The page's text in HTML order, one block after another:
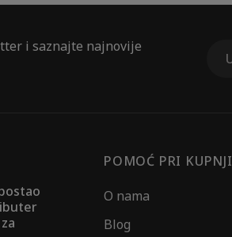
i saznajte najnovije
POMOĆ PRI KUPNJI
O nama
Blog